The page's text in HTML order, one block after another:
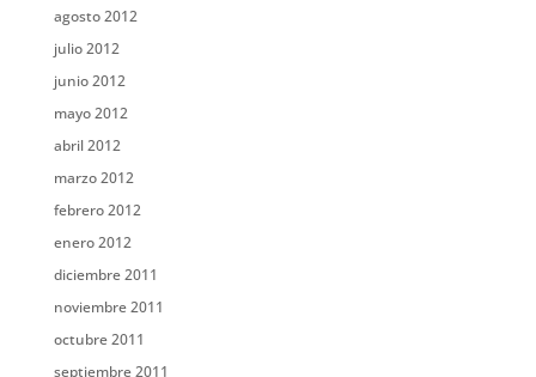
agosto 2012
julio 2012
junio 2012
mayo 2012
abril 2012
marzo 2012
febrero 2012
enero 2012
diciembre 2011
noviembre 2011
octubre 2011
septiembre 2011